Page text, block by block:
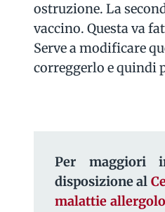
ostruzione. La
vaccino. Questa va
Serve a modificare
correggerlo e quindi
Per maggiori
disposizione al
malattie